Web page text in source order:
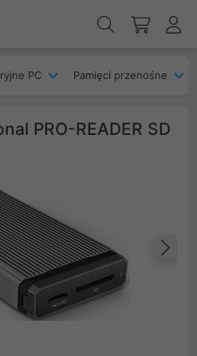
PC Pamięci przenośne
PRO-READER SD